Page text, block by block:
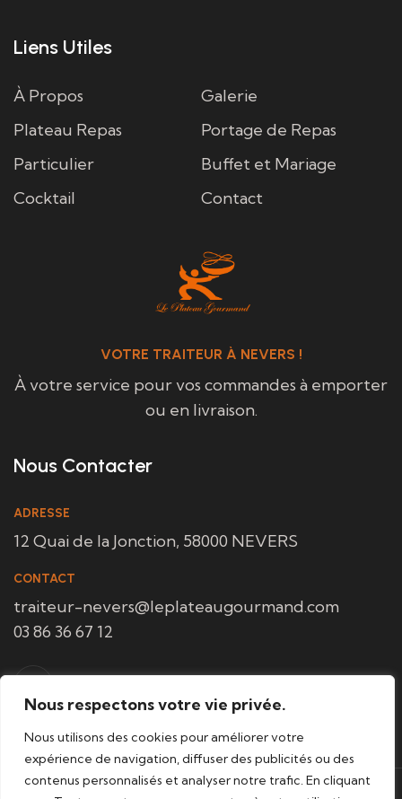
Nous respectons votre vie privée.
Nous utilisons des cookies pour améliorer votre
expérience de navigation, diffuser des publicités ou des
contenus personnalisés et analyser notre trafic. En cliquant
Liens Utiles
À Propos
Galerie
Plateau Repas
Portage de Repas
Particulier
Buffet et Mariage
Cocktail
Contact
VOTRE TRAITEUR À NEVERS !
À votre service pour vos commandes à emporter
ou en livraison.
Nous Contacter
ADRESSE
12 Quai de la Jonction, 58000 NEVERS
CONTACT
traiteur-nevers@leplateaugourmand.com
03 86 36 67 12